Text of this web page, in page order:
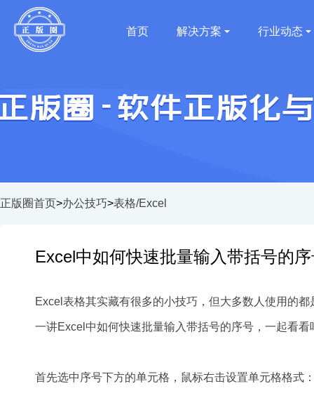
首页 解决方案 行业动态
正版圈首页>办公技巧>表格/Excel
Excel中如何快速批量输入带括号的
Excel表格其实藏有很多的小技巧，但大多数人使用的
一讲Excel中如何快速批量输入带括号的序号，一起看看
首先选中序号下方的单元格，鼠标右击设置单元格格式